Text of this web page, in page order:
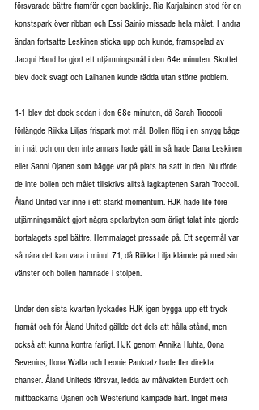
försvarade bättre framför egen backlinje. Ria Karjalainen stod för en
konstspark över ribban och Essi Sainio missade hela målet. I andra
ändan fortsatte Leskinen sticka upp och kunde, framspelad av
Jacqui Hand ha gjort ett utjämningsmål i den 64e minuten. Skottet
blev dock svagt och Laihanen kunde rädda utan större problem.
1-1 blev det dock sedan i den 68e minuten, då Sarah Troccoli
förlängde Riikka Liljas frispark mot mål. Bollen flög i en snygg båge
in i nät och om den inte annars hade gått in så hade Dana Leskinen
eller Sanni Ojanen som bägge var på plats ha satt in den. Nu rörde
de inte bollen och målet tillskrivs alltså lagkaptenen Sarah Troccoli.
Åland United var inne i ett starkt momentum. HJK hade lite före
utjämningsmålet gjort några spelarbyten som ärligt talat inte gjorde
bortalagets spel bättre. Hemmalaget pressade på. Ett segermål var
så nära det kan vara i minut 71, då Riikka Lilja klämde på med sin
vänster och bollen hamnade i stolpen.
Under den sista kvarten lyckades HJK igen bygga upp ett tryck
framåt och för Åland United gällde det dels att hålla stånd, men
också att kunna kontra farligt. HJK genom Annika Huhta, Oona
Sevenius, Ilona Walta och Leonie Pankratz hade fler direkta
chanser. Åland Uniteds försvar, ledda av målvakten Burdett och
mittbackarna Ojanen och Westerlund kämpade hårt. Inget mera